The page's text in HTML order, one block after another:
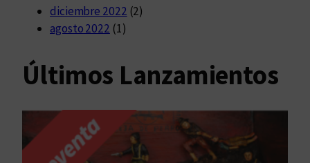
diciembre 2022 (2)
agosto 2022 (1)
Últimos Lanzamientos